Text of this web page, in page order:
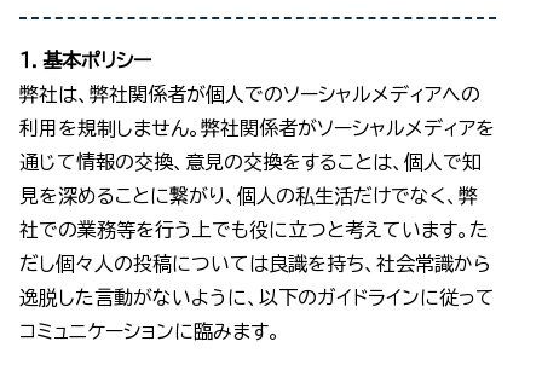
１．基本ポリシー
弊社は、弊社関係者が個人でのソーシャルメディアへの
利用を規制しません。弊社関係者がソーシャルメディアを
通じて情報の交換、意見の交換をすることは、個人で知
見を深めることに繋がり、個人の私生活だけでなく、弊
社での業務等を行う上でも役に立つと考えています。た
だし個々人の投稿については良識を持ち、社会常識から
逸脱した言動がないように、以下のガイドラインに従って
コミュニケーションに臨みます。